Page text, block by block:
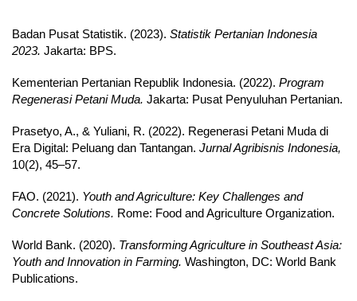
Badan Pusat Statistik. (2023). Statistik Pertanian Indonesia
2023. Jakarta: BPS.
Kementerian Pertanian Republik Indonesia. (2022). Program
Regenerasi Petani Muda. Jakarta: Pusat Penyuluhan Pertanian.
Prasetyo, A., & Yuliani, R. (2022). Regenerasi Petani Muda di
Era Digital: Peluang dan Tantangan. Jurnal Agribisnis Indonesia,
10(2), 45–57.
FAO. (2021). Youth and Agriculture: Key Challenges and
Concrete Solutions. Rome: Food and Agriculture Organization.
World Bank. (2020). Transforming Agriculture in Southeast Asia:
Youth and Innovation in Farming. Washington, DC: World Bank
Publications.